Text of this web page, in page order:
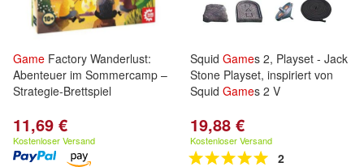
Game Factory Wanderlust:
Abenteuer im Sommercamp –
Strategie-Brettspiel
11,69 €
Kostenloser Versand
Squid Games 2, Playset - Jack
Stone Playset, inspiriert von
Squid Games 2 V
19,88 €
Kostenloser Versand
2